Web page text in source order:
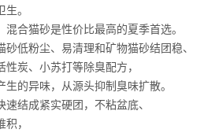
。
合猫砂是性价比最高的夏季首选。
低粉尘、易清理和矿物猫砂结团稳、
炭、小苏打等除臭配方，
的异味，从源头抑制臭味扩散。
结成紧实硬团，不粘盆底、
，